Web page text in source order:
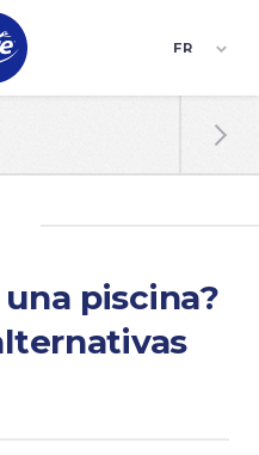
FR

piscina?